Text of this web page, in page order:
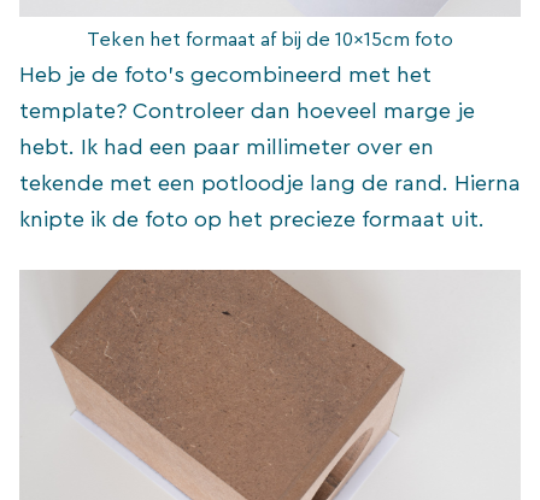
Teken het formaat af bij de 10x15cm foto
Heb je de foto’s gecombineerd met het
template? Controleer dan hoeveel marge je
hebt. Ik had een paar millimeter over en
tekende met een potloodje lang de rand. Hierna
knipte ik de foto op het precieze formaat uit.